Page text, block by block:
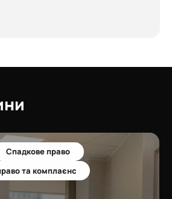
Спадкове право
та комплаєнс